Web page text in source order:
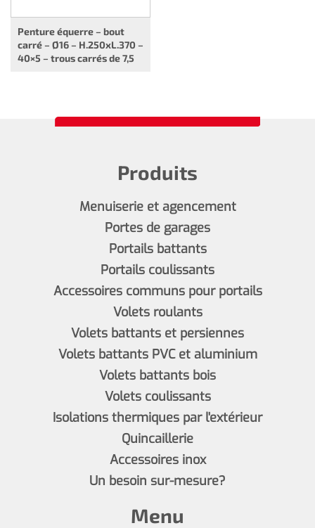
Penture équerre – bout
carré – Ø16 – H.250xL.370 –
40×5 – trous carrés de 7,5
Produits
Menuiserie et agencement
Portes de garages
Portails battants
Portails coulissants
Accessoires communs pour portails
Volets roulants
Volets battants et persiennes
Volets battants PVC et aluminium
Volets battants bois
Volets coulissants
Isolations thermiques par l'extérieur
Quincaillerie
Accessoires inox
Un besoin sur-mesure?
Menu